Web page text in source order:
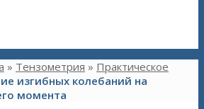
» Тензометрия » Практическое
изгибных колебаний на
момента